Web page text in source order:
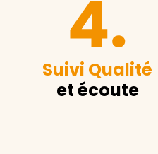
Suivi Qualité
et écoute